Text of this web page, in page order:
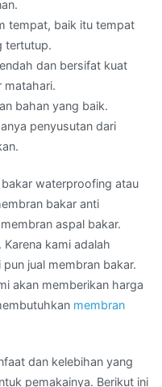
tempat, baik itu tempat
tertutup.
dan bersifat kuat
matahari.
bahan yang baik.
penyusutan dari
waterproofing atau
bakar anti
aspal bakar.
kami adalah
jual membran bakar.
akan memberikan harga
membran
dan kelebihan yang
pemakainya. Berikut ini